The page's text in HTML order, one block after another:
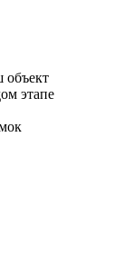
объект
этапе